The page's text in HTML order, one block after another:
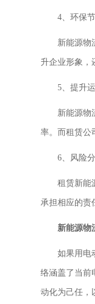
4、环保
新能源物
升企业形象，
5、提升
新能源物
率。而租赁公
6、风险
租赁新能
承担相应的责
新能源物
如果 用 电
络涵盖了当前
动化为己任，